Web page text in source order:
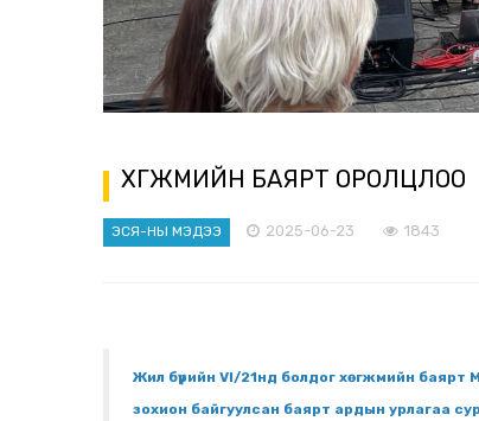
ХӨГЖМИЙН БАЯРТ ОРОЛЦЛОО
ЭСЯ-НЫ МЭДЭЭ 2025-06-23 1843
Жил бүрийн VI/21нд болдог хөгжмийн
зохион байгуулсан баярт ардын урлагаа